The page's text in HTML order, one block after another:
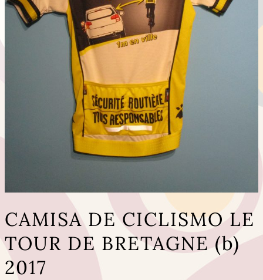
CAMISA DE CICLISMO LE
TOUR DE BRETAGNE (b)
2017